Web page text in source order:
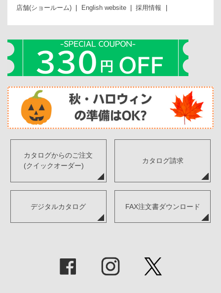
店舗(ショールーム) English website 採用情報
カタログからのご注文
(クイックオーダー)
カタログ請求
デジタルカタログ FAX注文書ダウンロード